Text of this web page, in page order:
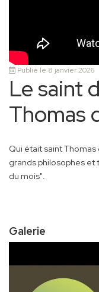
Publié le 8 janvier 2026
Le saint
Thomas
Qui était saint
grands philosophes
du mois".
Galerie